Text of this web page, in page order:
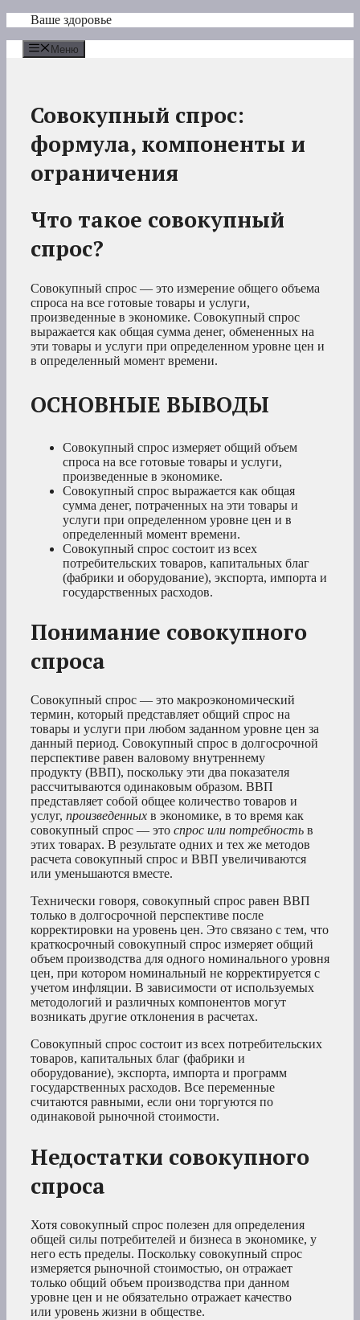
Перейти
содержимому
Ваше здоровье
Меню
Совокупный спрос:
формула, компоненты и
ограничения
Что такое совокупный
спрос?
Совокупный спрос — это измерение общего объема
спроса на все готовые товары и услуги,
произведенные в экономике. Совокупный спрос
выражается как общая сумма денег, обмененных на
эти товары и услуги при определенном уровне цен и
в определенный момент времени.
ОСНОВНЫЕ ВЫВОДЫ
Совокупный спрос измеряет общий объем
спроса на все готовые товары и услуги,
произведенные в экономике.
Совокупный спрос выражается как общая
сумма денег, потраченных на эти товары и
услуги при определенном уровне цен и в
определенный момент времени.
Совокупный спрос состоит из всех
потребительских товаров, капитальных благ
(фабрики и оборудование), экспорта, импорта и
государственных расходов.
Понимание совокупного
спроса
Совокупный спрос — это макроэкономический
термин, который представляет общий спрос на
товары и услуги при любом заданном уровне цен за
данный период. Совокупный спрос в долгосрочной
перспективе равен валовому внутреннему
продукту (ВВП), поскольку эти два показателя
рассчитываются одинаковым образом. ВВП
представляет собой общее количество товаров и
услуг, произведенных в экономике, в то время как
совокупный спрос — это спрос или потребность в
этих товарах. В результате одних и тех же методов
расчета совокупный спрос и ВВП увеличиваются
или уменьшаются вместе.
Технически говоря, совокупный спрос равен ВВП
только в долгосрочной перспективе после
корректировки на уровень цен. Это связано с тем, что
краткосрочный совокупный спрос измеряет общий
объем производства для одного номинального уровня
цен, при котором номинальный не корректируется с
учетом инфляции. В зависимости от используемых
методологий и различных компонентов могут
возникать другие отклонения в расчетах.
Совокупный спрос состоит из всех потребительских
товаров, капитальных благ (фабрики и
оборудование), экспорта, импорта и программ
государственных расходов. Все переменные
считаются равными, если они торгуются по
одинаковой рыночной стоимости.
Недостатки совокупного
спроса
Хотя совокупный спрос полезен для определения
общей силы потребителей и бизнеса в экономике, у
него есть пределы. Поскольку совокупный спрос
измеряется рыночной стоимостью, он отражает
только общий объем производства при данном
уровне цен и не обязательно отражает качество
или уровень жизни в обществе.